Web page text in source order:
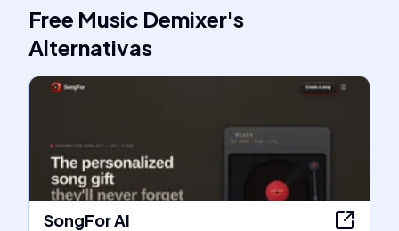
Free Music Demixer's
Alternativas
SongFor AI